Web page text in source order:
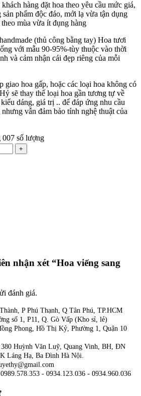
hàng đặt hoa theo yêu cầu mức giá,
phẩm độc đáo, mới lạ vừa tận dụng
mùa vừa ít đụng hàng
(thủ công bằng tay) Hoa tươi
với mẫu 90-95%-tùy thuộc vào thời
và cảm nhận cái đẹp riêng của mỗi
giao hoa gấp, hoặc các loại hoa không có
sẽ thay thế loại hoa gần tương tự về
dáng, giá trị .. để đáp ứng nhu cầu
vẫn đảm bảo tính nghệ thuật của
007 số lượng
nhận xét “Hoa viếng sang
đánh giá.
P Phú Thạnh, Q Tân Phú, TP.HCM
số 1, P11, Q. Gò Vấp (Kho sỉ, lẻ)
Phong, Hồ Thị Kỷ, Phường 1, Quận 10
380 Huỳnh Văn Luỹ, Quang Vinh, BH, ĐN
Láng Hạ, Ba Đình Hà Nội.
- 0934.123.036 - 0934.960.036